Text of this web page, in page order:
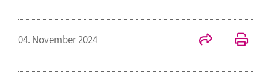
04. November 2024